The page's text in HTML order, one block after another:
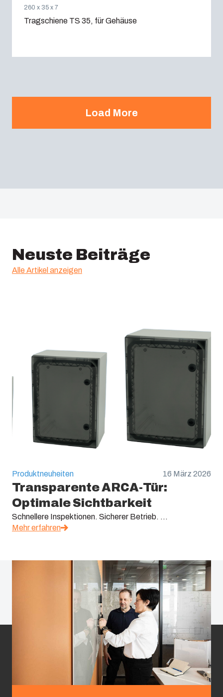
260 x 35 x 7
Tragschiene TS 35, für Gehäuse
Load More
Neuste Beiträge
Alle Artikel anzeigen
Produktneuheiten 16 März 2026
Transparente ARCA-Tür:
Optimale Sichtbarkeit
Schnellere Inspektionen. Sicherer Betrieb. ...
Mehr erfahren